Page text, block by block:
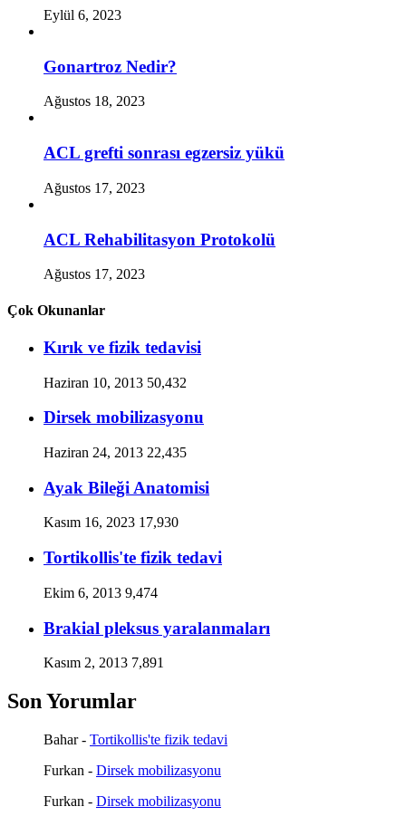
Eylül 6, 2023
Gonartroz Nedir?
Ağustos 18, 2023
ACL grefti sonrası egzersiz yükü
Ağustos 17, 2023
ACL Rehabilitasyon Protokolü
Ağustos 17, 2023
Çok Okunanlar
Kırık ve fizik tedavisi
Haziran 10, 2013 50,432
Dirsek mobilizasyonu
Haziran 24, 2013 22,435
Ayak Bileği Anatomisi
Kasım 16, 2023 17,930
Tortikollis'te fizik tedavi
Ekim 6, 2013 9,474
Brakial pleksus yaralanmaları
Kasım 2, 2013 7,891
Son Yorumlar
Bahar- Tortikollis'te fizik tedavi
Furkan - Dirsek mobilizasyonu
Furkan - Dirsek mobilizasyonu